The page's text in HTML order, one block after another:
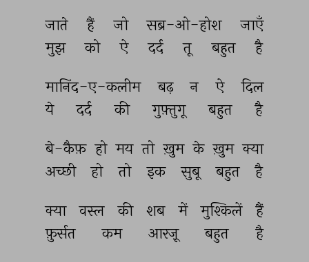
जाते हैं जो सब्र-ओ-होश
जाएँ
मुझ
को ऐ दर्द तू बहुत है
मानिंद-ए-कलीम बढ़ न ऐ
दिल
ये
दर्द की गुफ़्तुगू बहुत है
बे-कैफ़ हो मय तो ख़ुम के ख़ुम क्या
अच्छी
हो तो इक सुबू बहुत है
क्या वस्ल की शब में मुश्किलें
हैं
फ़ुर्सत
कम आरज़ू बहुत है